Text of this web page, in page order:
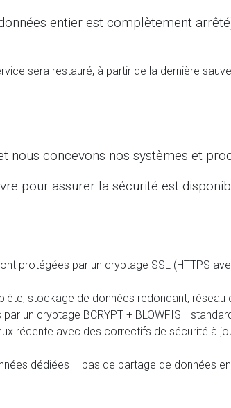
entier est complètement
sera restauré, à partir de la dernière
nous concevons nos systèmes et
pour assurer la sécurité est
protégées par un cryptage SSL (HTTPS
stockage de données redondant, réseau
un cryptage BCRYPT + BLOWFISH
récente avec des correctifs de sécurité à
dédiées – pas de partage de données